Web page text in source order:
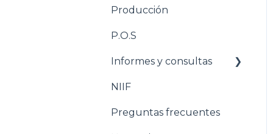
Pasos para configurar la
Producción
Estructuración
Producción
P.O.S
Informes y consultas
Nomina
NIIF
Preguntas frecuentes